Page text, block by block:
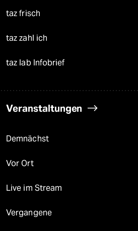
taz frisch
taz zahl ich
taz lab Infobrief
Veranstaltungen
Demnächst
Vor Ort
Live im Stream
Vergangene